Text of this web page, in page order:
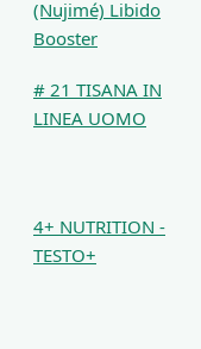
(Nujimé) Libido
Booster
# 21 TISANA IN
LINEA UOMO
4+ NUTRITION -
TESTO+